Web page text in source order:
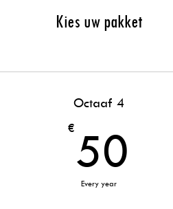
Kies uw pakket
Octaaf 4
€ 50
Every year